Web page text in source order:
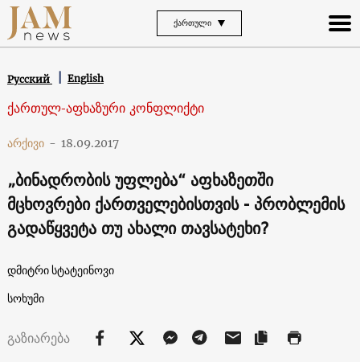
ᲥᲐᲠᲗᲣᲚᲘ
Русский English
ქართულ-აფხაზური კონფლიქტი
არქივი - 18.09.2017
„ბინადრობის უფლება“ აფხაზეთში
მცხოვრები ქართველებისთვის - პრობლემის
გადაწყვეტა თუ ახალი თავსატეხი?
დმიტრი სტატეინოვი
სოხუმი
გაზიარება